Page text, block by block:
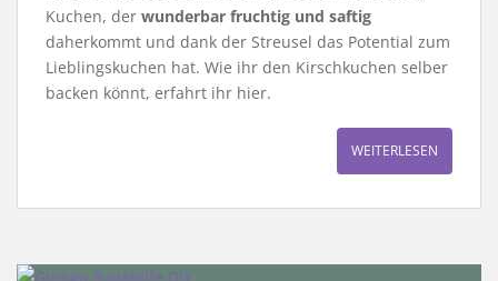
Kuchen, der wunderbar fruchtig und saftig
daherkommt und dank der Streusel das Potential zum
Lieblingskuchen hat. Wie ihr den Kirschkuchen selber
backen könnt, erfahrt ihr hier.
WEITERLESEN